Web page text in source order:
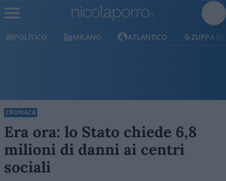
MILANO ATLANTICO ZUPPA DI
CRONACA
Era ora: lo Stato chiede 6,8
milioni di danni ai centri
sociali